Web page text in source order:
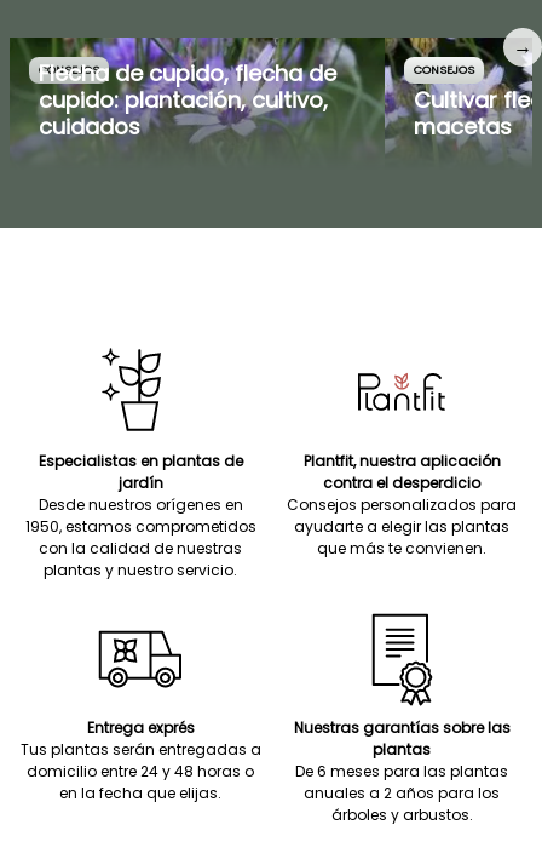
CONSEJOS
Flecha de cupido, flecha de
cupido: plantación, cultivo,
cuidados
CONSEJOS
Cultivar
macetas
→
Especialistas en plantas de
jardín
Desde nuestros orígenes en
1950, estamos comprometidos
con la calidad de nuestras
plantas y nuestro servicio.
Plantfit, nuestra aplicación
contra el desperdicio
Consejos personalizados para
ayudarte a elegir las plantas
que más te convienen.
Entrega exprés
Tus plantas serán entregadas a
domicilio entre 24 y 48 horas o
en la fecha que elijas.
Nuestras garantías sobre las
plantas
De 6 meses para las plantas
anuales a 2 años para los
árboles y arbustos.